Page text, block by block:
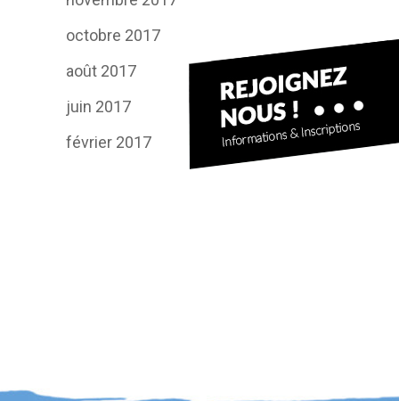
octobre 2017
août 2017
juin 2017
février 2017